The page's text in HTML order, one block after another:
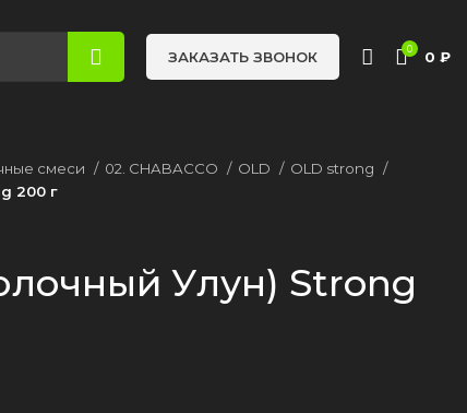
ЗАКАЗАТЬ ЗВОНОК 0 0 ₽
смеси 02. CHABACCO OLD
OLD strong
200 г
Улун) Strong